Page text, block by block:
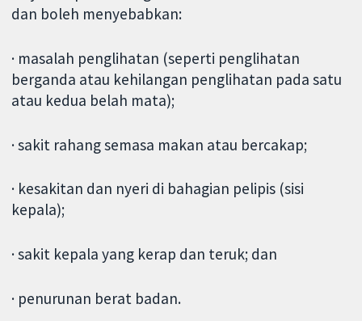
dan boleh menyebabkan:
· masalah penglihatan (seperti penglihatan
berganda atau kehilangan penglihatan pada satu
atau kedua belah mata);
· sakit rahang semasa makan atau bercakap;
· kesakitan dan nyeri di bahagian pelipis (sisi
kepala);
· sakit kepala yang kerap dan teruk; dan
· penurunan berat badan.